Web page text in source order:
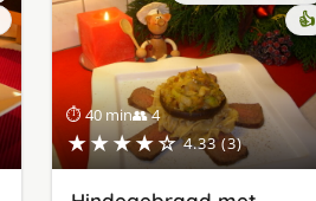
⏱ 40 min👥 4
★★★★☆ 4.33 (3)
👍